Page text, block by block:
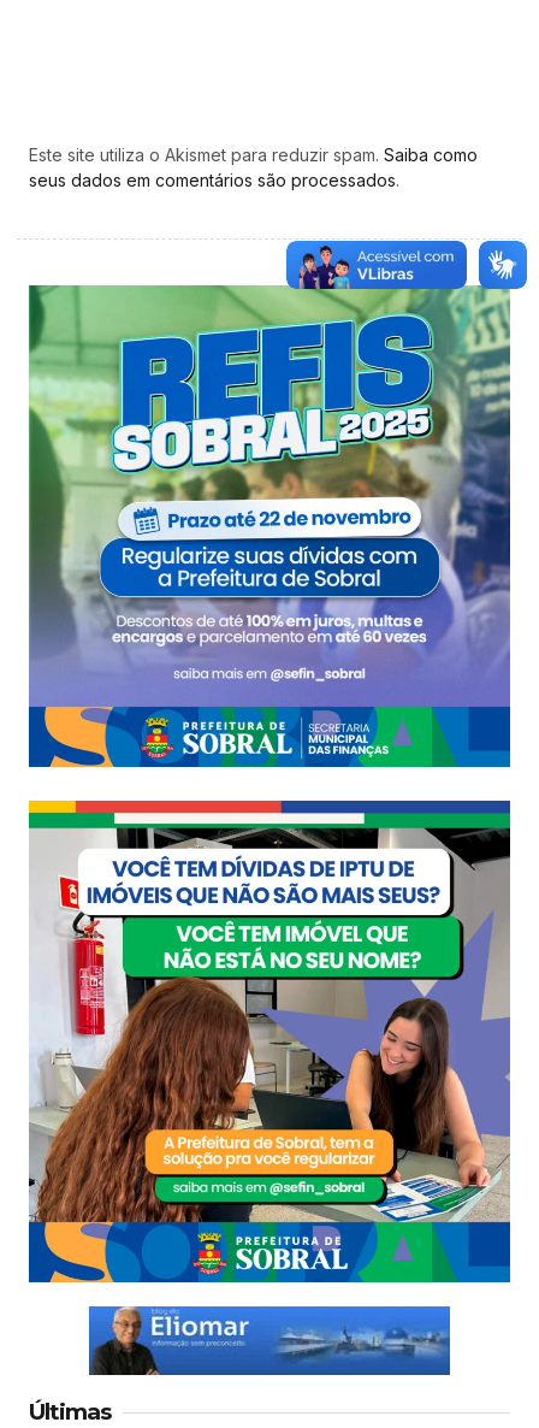
Este site utiliza o Akismet para reduzir spam. Saiba como
seus dados em comentários são processados.
Últimas